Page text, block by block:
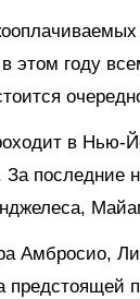
этом году
в Нью-
последние
Амбросио,